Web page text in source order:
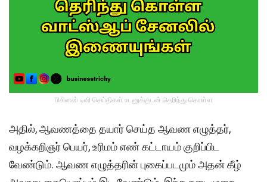
பிசினஸ் டிவி செய்திகள் உடனுக்குடன் தெரிந்து கொள்ள
அதில், ஆவணத்தை தயார் செய்த ஆவண எழுத்தர்,
வழக்கறிஞர் பெயர், உரிமம் எண் கட்டாயம் குறிப்பிட
வேண்டும். ஆவண எழுத்தரின் புகைப்படமும் அதன் கீழ்